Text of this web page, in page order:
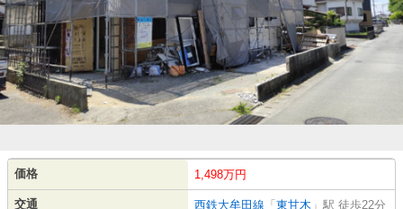
価格 1,498万円
交通 西鉄大牟田線 「 東甘木 」駅 徒歩22分